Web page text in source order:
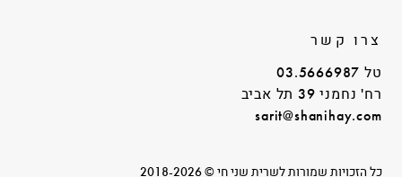
צרו קשר
טל 03.5666987
רח' נחמני 39 תל אביב
sarit@shanihay.com
כל הזכויות שמורות לשרית שני חי © 2018-2026